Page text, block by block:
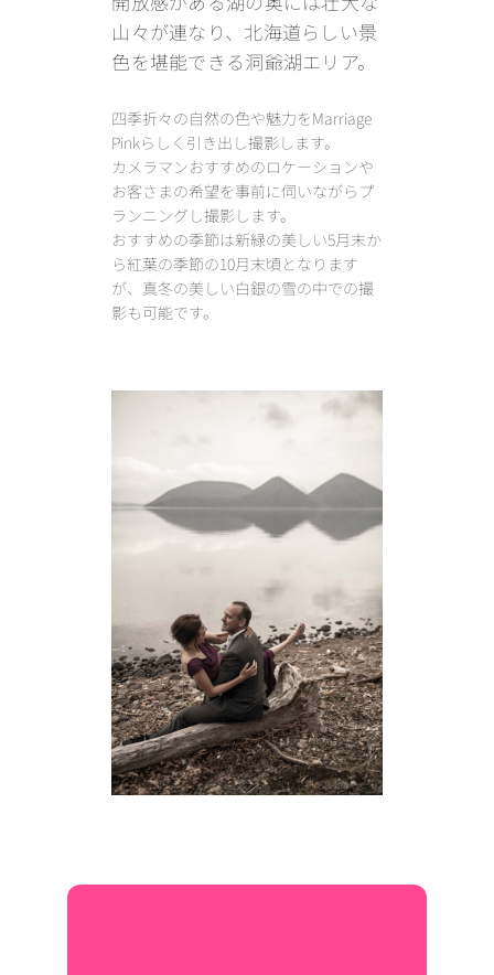
山々が連なり、北海道らしい景
色を堪能できる洞爺湖エリア。
四季折々の自然の色や魅力をMarriage
Pinkらしく引き出し撮影します。
カメラマンおすすめのロケーションや
お客さまの希望を事前に伺いながらプ
ランニングし撮影します。
おすすめの季節は新緑の美しい5月末か
ら紅葉の季節の10月末頃となります
が、真冬の美しい白銀の雪の中での撮
影も可能です。